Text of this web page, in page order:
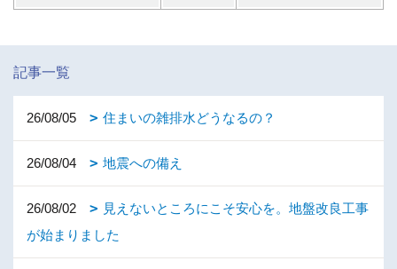
記事一覧
26/08/05 住まいの雑排水どうなるの？
26/08/04 地震への備え
26/08/02
見えないところにこそ安心を。地盤改良工事
が始まりました